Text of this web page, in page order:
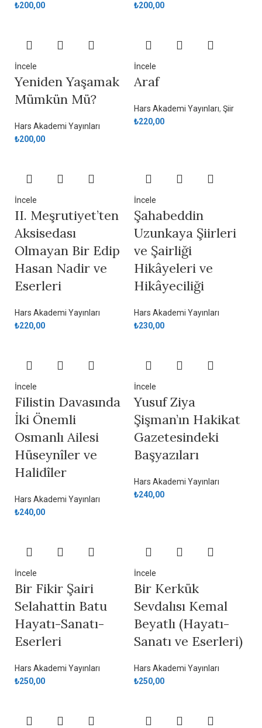
₺200,00
₺200,00
İncele
Yeniden Yaşamak
Mümkün Mü?
Hars Akademi Yayınları
₺200,00
İncele
Araf
Hars Akademi Yayınları, Şiir
₺220,00
İncele
II. Meşrutiyet’ten
Aksisedası
Olmayan Bir Edip
Hasan Nadir ve
Eserleri
Hars Akademi Yayınları
₺220,00
İncele
Şahabeddin
Uzunkaya Şiirleri
ve Şairliği
Hikâyeleri ve
Hikâyeciliği
Hars Akademi Yayınları
₺230,00
İncele
Filistin Davasında
İki Önemli
Osmanlı Ailesi
Hüseynîler ve
Halidîler
Hars Akademi Yayınları
₺240,00
İncele
Yusuf Ziya
Şişman’ın Hakikat
Gazetesindeki
Başyazıları
Hars Akademi Yayınları
₺240,00
İncele
Bir Fikir Şairi
Selahattin Batu
Hayatı-Sanatı-
Eserleri
Hars Akademi Yayınları
₺250,00
İncele
Bir Kerkük
Sevdalısı Kemal
Beyatlı (Hayatı-
Sanatı ve Eserleri)
Hars Akademi Yayınları
₺250,00